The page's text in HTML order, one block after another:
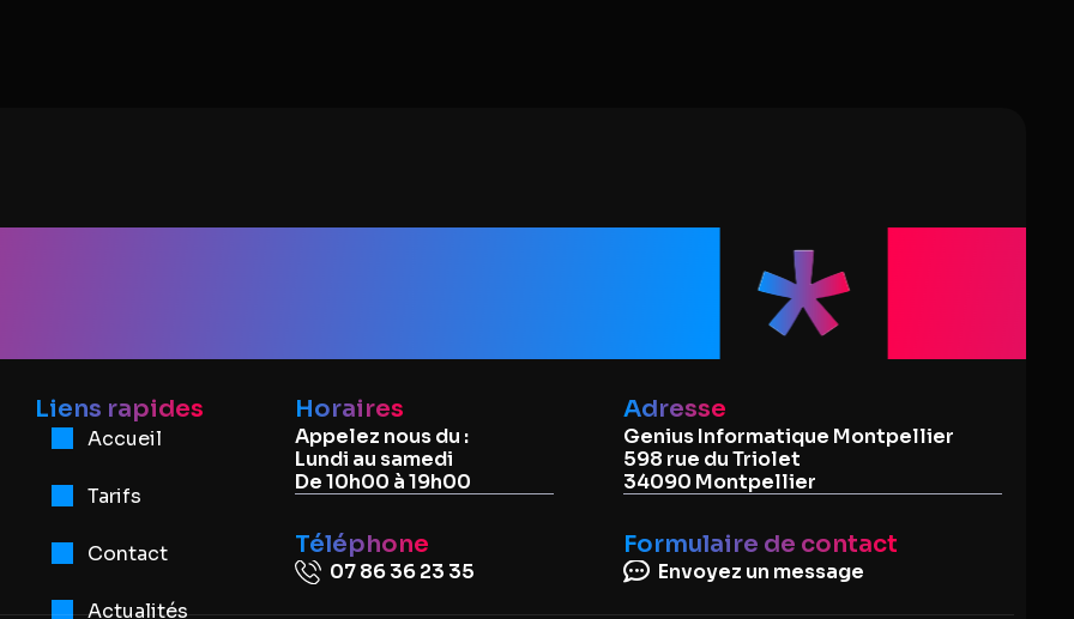
Liens rapides
Accueil
Tarifs
Contact
Actualités
Horaires
Appelez nous du :
Lundi au samedi
De 10h00 à 19h00
Téléphone
07 86 36 23 35
Adresse
Genius Informatique Montpellier
598 rue du Triolet
34090 Montpellier
Formulaire de contact
Envoyez un message